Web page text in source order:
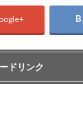
ドリンク